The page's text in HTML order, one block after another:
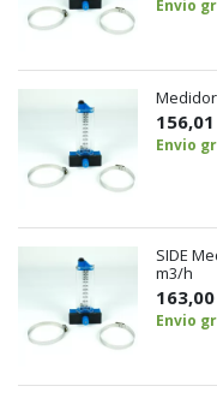
Envio
156,01
Envio
SIDE
m3/h
163,00
Envio